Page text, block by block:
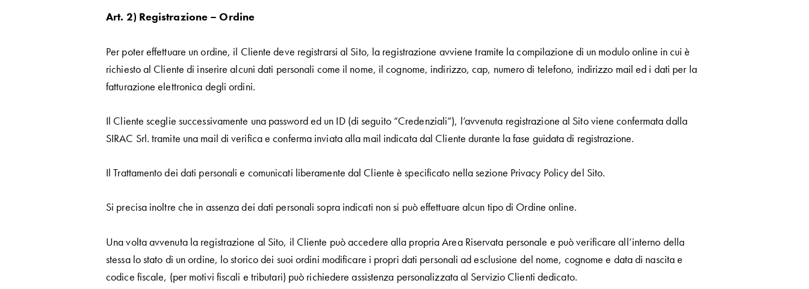
Art. 2) Registrazione – Ordine
Per poter effettuare un ordine, il Cliente deve registrarsi al Sito, la registrazione avviene tramite la compilazione di un modulo online in cui è
richiesto al Cliente di inserire alcuni dati personali come il nome, il cognome, indirizzo, cap, numero di telefono, indirizzo mail ed i dati per la
fatturazione elettronica degli ordini.
Il Cliente sceglie successivamente una password ed un ID (di seguito “Credenziali”), l’avvenuta registrazione al Sito viene confermata dalla
SIRAC Srl. tramite una mail di verifica e conferma inviata alla mail indicata dal Cliente durante la fase guidata di registrazione.
Il Trattamento dei dati personali e comunicati liberamente dal Cliente è specificato nella sezione Privacy Policy del Sito.
Si precisa inoltre che in assenza dei dati personali sopra indicati non si può effettuare alcun tipo di Ordine online.
Una volta avvenuta la registrazione al Sito, il Cliente può accedere alla propria Area Riservata personale e può verificare all’interno della
stessa lo stato di un ordine, lo storico dei suoi ordini modificare i propri dati personali ad esclusione del nome, cognome e data di nascita e
codice fiscale, (per motivi fiscali e tributari) può richiedere assistenza personalizzata al Servizio Clienti dedicato.